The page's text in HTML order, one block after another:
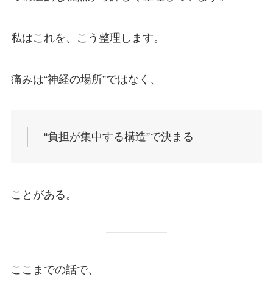
私はこれを、こう整理します。
痛みは“神経の場所”ではなく、
“負担が集中する構造”で決まる
ことがある。
ここまでの話で、